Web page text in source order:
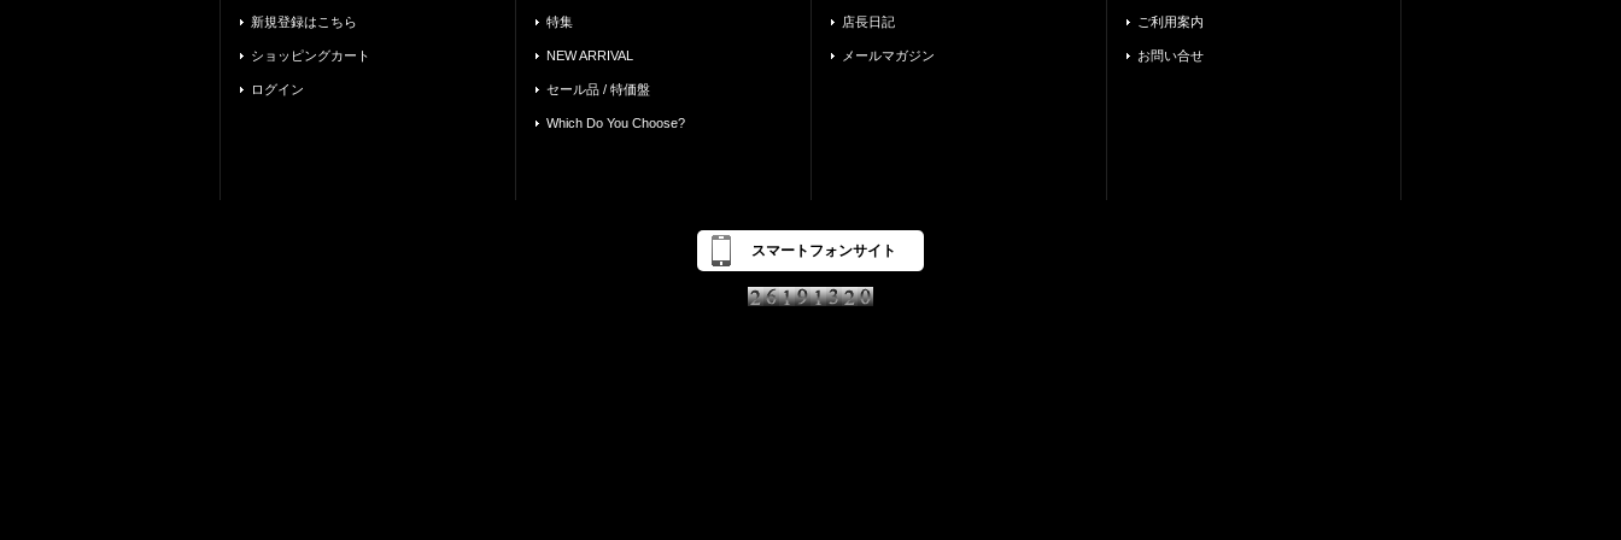
新規登録はこちら
ショッピングカート
ログイン
特集
NEW ARRIVAL
セール品 / 特価盤
Which Do You Choose?
店長日記
メールマガジン
ご利用案内
お問い合せ
スマートフォンサイト